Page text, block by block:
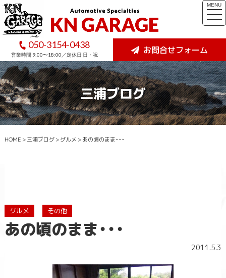
050-3154-0438
営業時間 9:00〜18:00／定休日 日・祝 お問合せフォーム
MENU
三浦ブログ
HOME >三浦ブログ>グルメ >あの頃のまま・・・
グルメ その他
あの頃のまま・・・
2011.5.3